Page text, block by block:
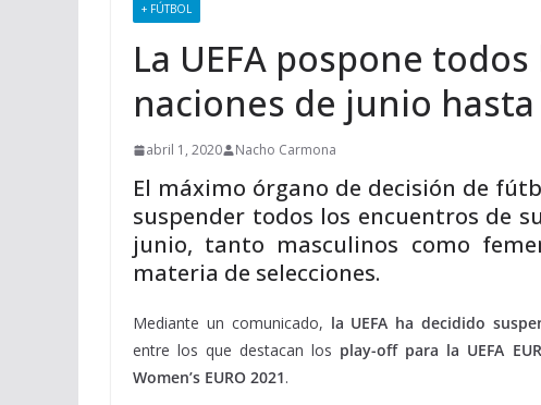
+ FÚTBOL
La UEFA pospone
naciones de junio
abril 1, 2020 Nacho Carmona
El máximo órgano de decisión de
suspender todos los encuentros de
junio, tanto masculinos como
materia de selecciones.
Mediante un comunicado, la UEFA ha decidido
entre los que destacan los play-off para la UEFA
Women’s EURO 2021.